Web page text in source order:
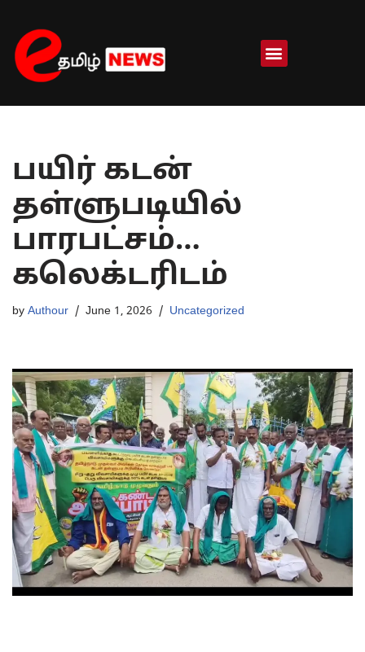
Skip
to
content
பயிர் கடன்
தள்ளுபடியில்
பாரபட்சம்…
கலெக்டரிடம்
by Authour June 1, 2026 Uncategorized